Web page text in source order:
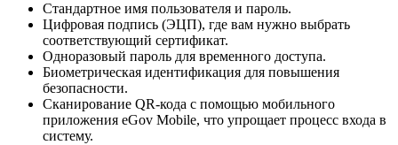
Стандартное имя пользователя и пароль.
Цифровая подпись (ЭЦП), где вам нужно выбрать
соответствующий сертификат.
Одноразовый пароль для временного доступа.
Биометрическая идентификация для повышения
безопасности.
Сканирование QR-кода с помощью мобильного
приложения eGov Mobile, что упрощает процесс входа в
систему.